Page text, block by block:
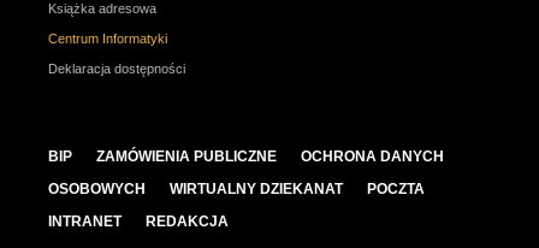
Książka adresowa
Centrum Informatyki
Deklaracja dostępności
BIP ZAMÓWIENIA PUBLICZNE
OCHRONA DANYCH
OSOBOWYCH
WIRTUALNY DZIEKANAT
POCZTA
INTRANET
REDAKCJA